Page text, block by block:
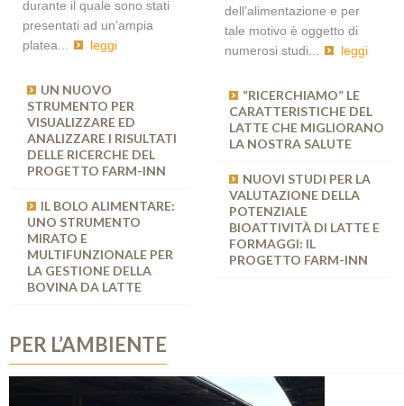
durante il quale sono stati
presentati ad un’ampia
platea...
leggi
UN NUOVO
STRUMENTO PER
VISUALIZZARE ED
ANALIZZARE I RISULTATI
DELLE RICERCHE DEL
PROGETTO FARM-INN
IL BOLO ALIMENTARE:
UNO STRUMENTO
MIRATO E
MULTIFUNZIONALE PER
LA GESTIONE DELLA
BOVINA DA LATTE
IL “BENESSERE
ANIMALE”: DEFINIZIONE E
MODELLI DI
VALUTAZIONE NEL
APPLICAZIONE
DELL’APPROCCIO DI
VALUTAZIONE LCA AL
PROGETTO FARM-INN
dell’alimentazione e per
tale motivo è oggetto di
numerosi studi...
leggi
“RICERCHIAMO” LE
CARATTERISTICHE DEL
LATTE CHE MIGLIORANO
LA NOSTRA SALUTE
NUOVI STUDI PER LA
VALUTAZIONE DELLA
POTENZIALE
BIOATTIVITÀ DI LATTE E
FORMAGGI: IL
PROGETTO FARM-INN
PER L’AMBIENTE